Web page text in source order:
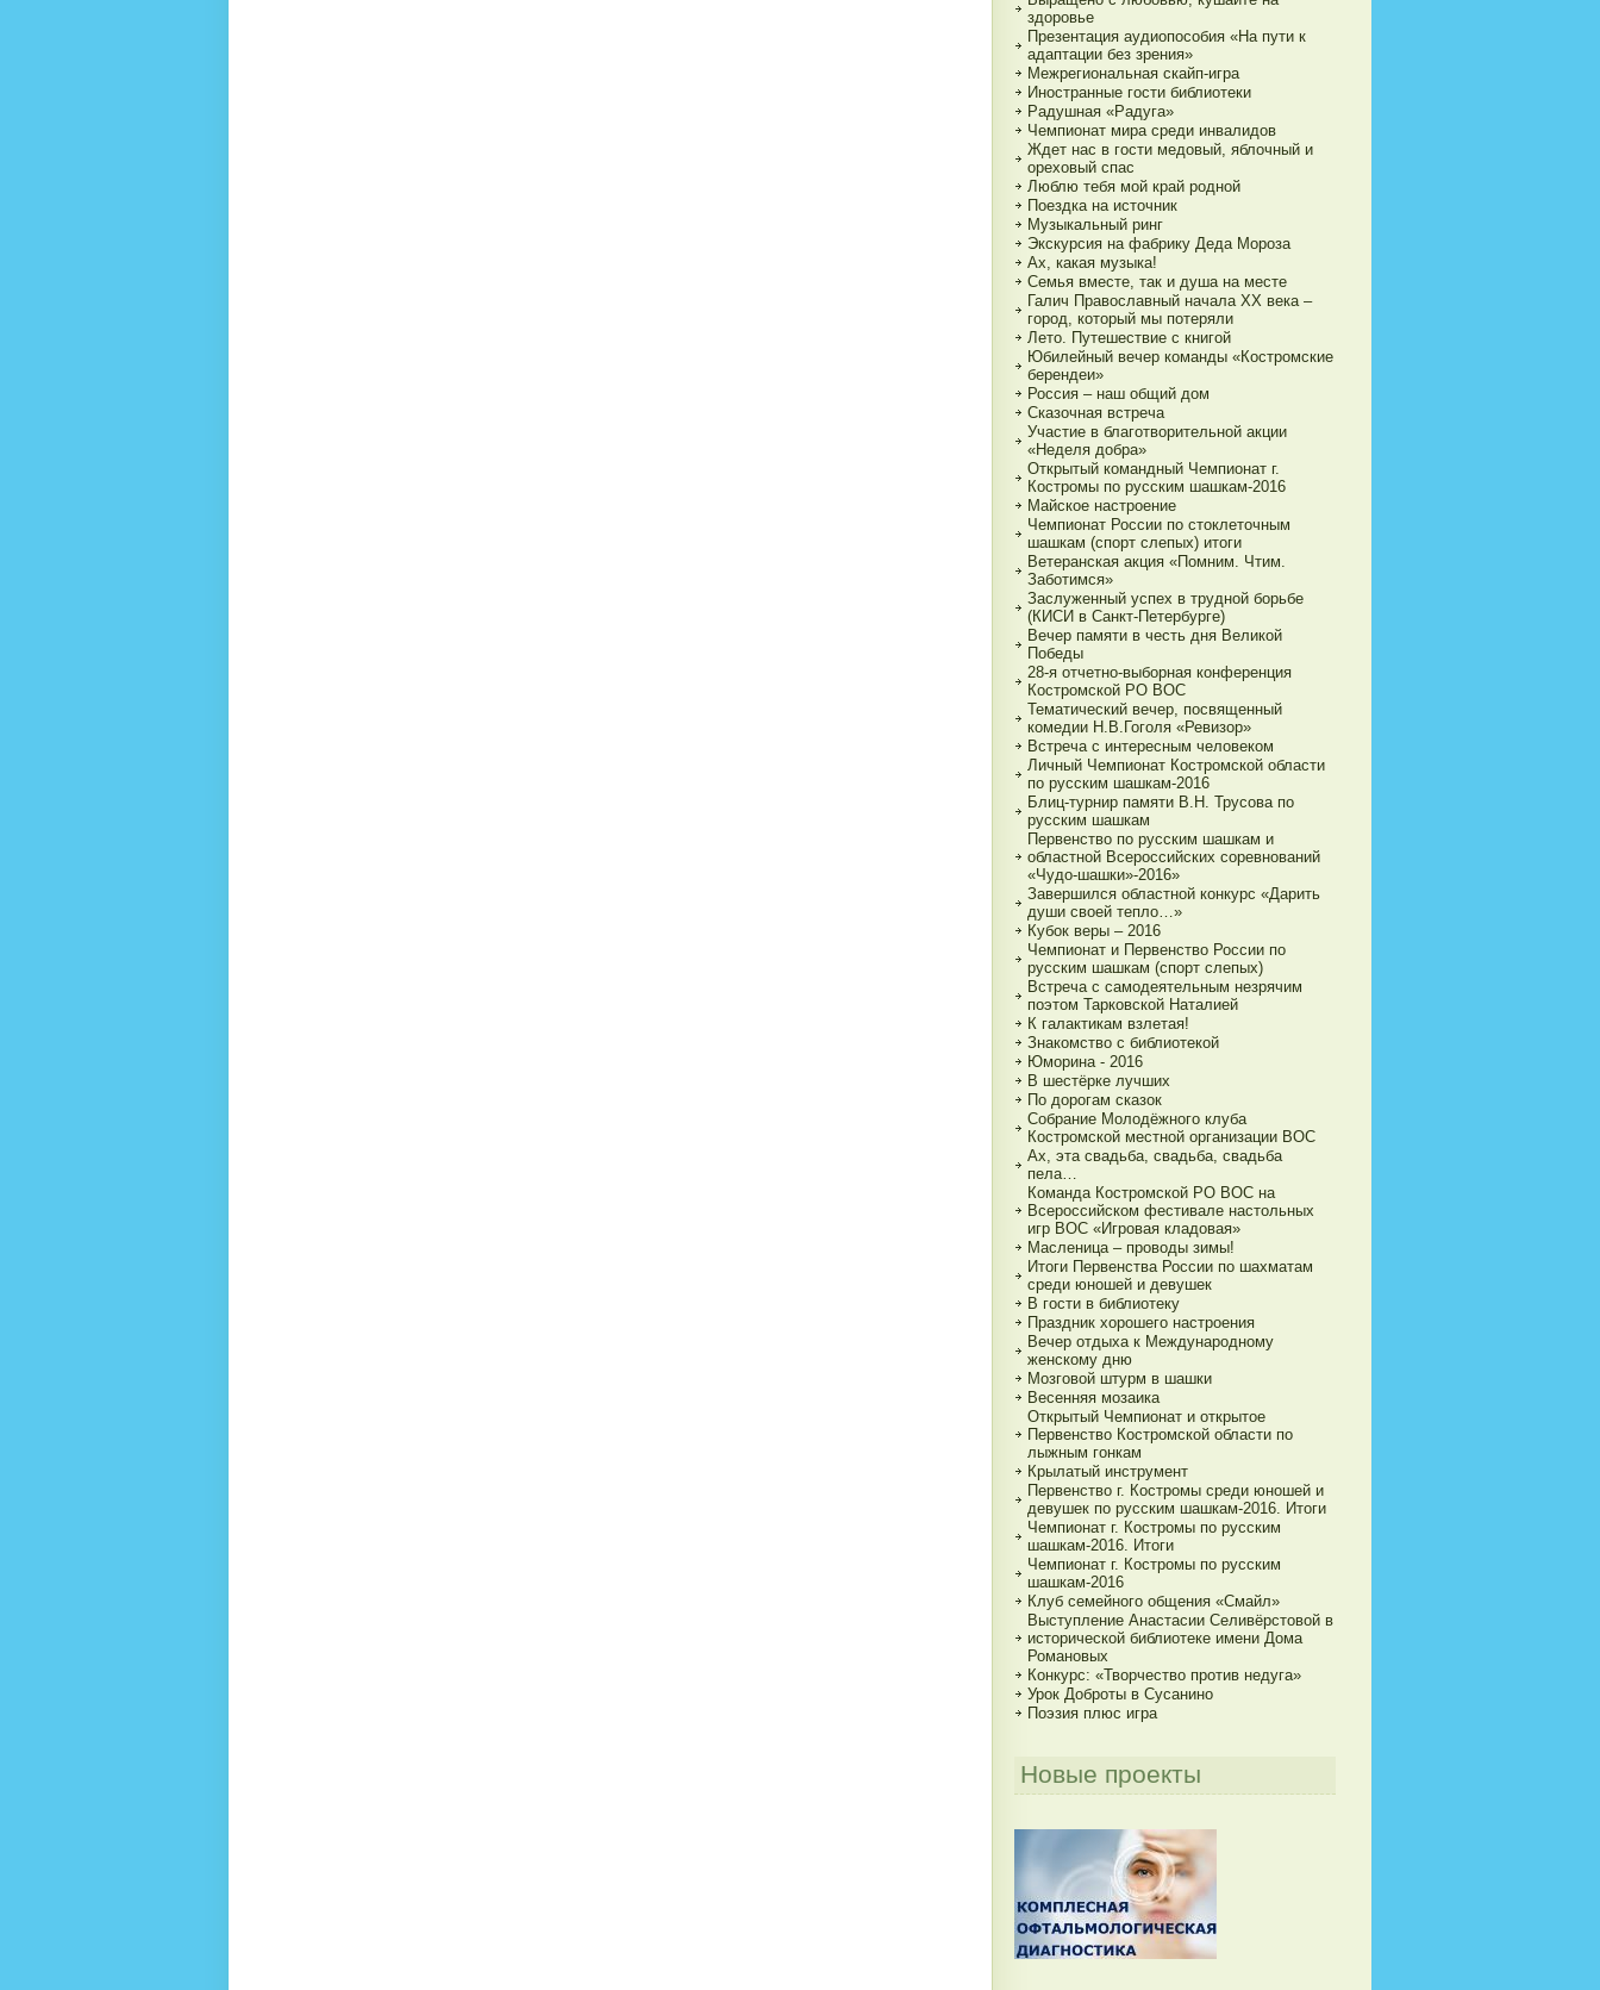
здоровье
Презентация аудиопособия «На пути к
адаптации без зрения»
Межрегиональная скайп-игра
Иностранные гости библиотеки
Радушная «Радуга»
Чемпионат мира среди инвалидов
Ждет нас в гости медовый, яблочный и
ореховый спас
Люблю тебя мой край родной
Поездка на источник
Музыкальный ринг
Экскурсия на фабрику Деда Мороза
Ах, какая музыка!
Семья вместе, так и душа на месте
Галич Православный начала ХХ века –
город, который мы потеряли
Лето. Путешествие с книгой
Юбилейный вечер команды «Костромские
берендеи»
Россия – наш общий дом
Сказочная встреча
Участие в благотворительной акции
«Неделя добра»
Открытый командный Чемпионат г.
Костромы по русским шашкам-2016
Майское настроение
Чемпионат России по стоклеточным
шашкам (спорт слепых) итоги
Ветеранская акция «Помним. Чтим.
Заботимся»
Заслуженный успех в трудной борьбе
(КИСИ в Санкт-Петербурге)
Вечер памяти в честь дня Великой
Победы
28-я отчетно-выборная конференция
Костромской РО ВОС
Тематический вечер, посвященный
комедии Н.В.Гоголя «Ревизор»
Встреча с интересным человеком
Личный Чемпионат Костромской области
по русским шашкам-2016
Блиц-турнир памяти В.Н. Трусова по
русским шашкам
Первенство по русским шашкам и
областной Всероссийских соревнований
«Чудо-шашки»-2016»
Завершился областной конкурс «Дарить
души своей тепло…»
Кубок веры – 2016
Чемпионат и Первенство России по
русским шашкам (спорт слепых)
Встреча с самодеятельным незрячим
поэтом Тарковской Наталией
К галактикам взлетая!
Знакомство с библиотекой
Юморина - 2016
В шестёрке лучших
По дорогам сказок
Собрание Молодёжного клуба
Костромской местной организации ВОС
Ах, эта свадьба, свадьба, свадьба
пела…
Команда Костромской РО ВОС на
Всероссийском фестивале настольных
игр ВОС «Игровая кладовая»
Масленица – проводы зимы!
Итоги Первенства России по шахматам
среди юношей и девушек
В гости в библиотеку
Праздник хорошего настроения
Вечер отдыха к Международному
женскому дню
Мозговой штурм в шашки
Весенняя мозаика
Открытый Чемпионат и открытое
Первенство Костромской области по
лыжным гонкам
Крылатый инструмент
Первенство г. Костромы среди юношей и
девушек по русским шашкам-2016. Итоги
Чемпионат г. Костромы по русским
шашкам-2016. Итоги
Чемпионат г. Костромы по русским
шашкам-2016
Клуб семейного общения «Смайл»
Выступление Анастасии Селивёрстовой в
исторической библиотеке имени Дома
Романовых
Конкурс: «Творчество против недуга»
Урок Доброты в Сусанино
Поэзия плюс игра
Новые проекты